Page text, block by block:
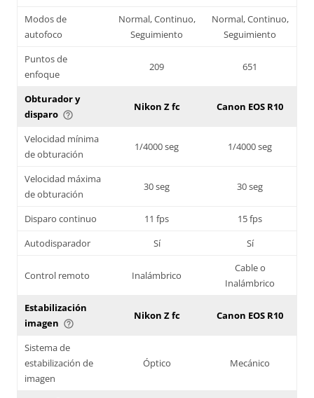
Modos de
autofoco
Normal, Continuo,
Seguimiento
Normal, Continuo,
Seguimiento
Puntos de
enfoque
209 651
Obturador y
disparo help_outline
Nikon Z fc Canon EOS R10
Velocidad mínima
de obturación
1/4000 seg 1/4000 seg
Velocidad máxima
de obturación
30 seg 30 seg
Disparo continuo 11 fps
15 fps
Autodisparador
Sí Sí
Control remoto Inalámbrico
Cable o
Inalámbrico
Estabilización
imagen help_outline
Nikon Z fc Canon EOS R10
Sistema de
estabilización de
imagen
Óptico Mecánico